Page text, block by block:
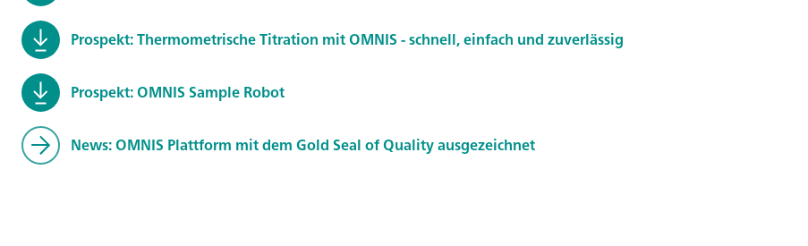
Prospekt: Thermometrische Titration mit OMNIS - schnell, einfach und zuverlässig
Prospekt: OMNIS Sample Robot
News: OMNIS Plattform mit dem Gold Seal of Quality ausgezeichnet